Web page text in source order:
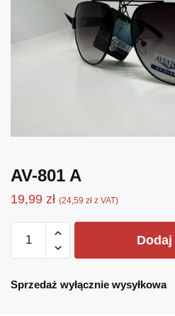
AV-801 A
19,99 zł (24,59 zł z VAT)
A
Sprzedaż wyłącznie wysyłkowa